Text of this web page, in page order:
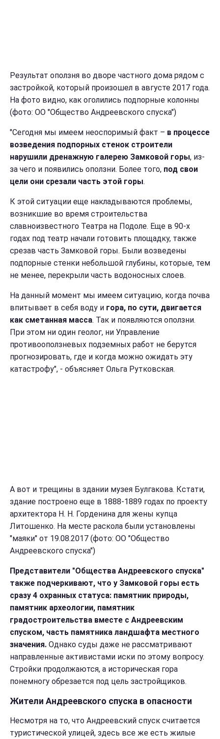
Результат оползня во дворе частного дома рядом с
застройкой, который произошел в августе 2017 года.
На фото видно, как оголились подпорные колонны
(фото: ОО "Общество Андреевского спуска")
"Сегодня мы имеем неоспоримый факт – в процессе
возведения подпорных стенок строители
нарушили дренажную галерею Замковой горы, из-
за чего и появились оползни. Более того, под свои
цели они срезали часть этой горы.
К этой ситуации еще накладываются проблемы,
возникшие во время строительства
славноизвестного Театра на Подоле. Еще в 90-х
годах под театр начали готовить площадку, также
срезав часть Замковой горы. Были возведены
подпорные стенки небольшой глубины, которые, тем
не менее, перекрыли часть водоносных слоев.
На данный момент мы имеем ситуацию, когда почва
впитывает в себя воду и гора, по сути, двигается
как сметанная масса. Так и появляются оползни.
При этом ни один геолог, ни Управление
противооползневых подземных работ не берутся
прогнозировать, где и когда можно ожидать эту
катастрофу", - объясняет Ольга Рутковская.
А вот и трещины в здании музея Булгакова. Кстати,
здание построено еще в 1888-1889 годах по проекту
архитектора Н. Н. Горденина для жены купца
Литошенко. На месте раскола были установлены
"маяки" от 19.08.2017 (фото: ОО "Общество
Андреевского спуска")
Представители "Общества Андреевского спуска"
также подчеркивают, что у Замковой горы есть
сразу 4 охранных статуса: памятник природы,
памятник археологии, памятник
градостроительства вместе с Андреевским
спуском, часть памятника ландшафта местного
значения. Однако суды даже не рассматривают
направленные активистами иски по этому вопросу.
Стройки продолжаются, а историческая гора
понемногу обрезается под цель застройщиков.
Жители Андреевского спуска в опасности
Несмотря на то, что Андреевский спуск считается
туристической улицей, здесь все же есть жилые